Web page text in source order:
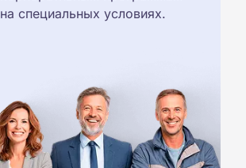
на специальных условиях.